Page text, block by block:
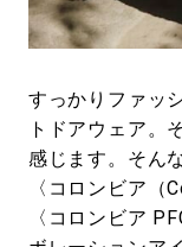
すっかりファッ
トドアウェア。
感じます。そん
〈コロンビア（
〈コロンビア